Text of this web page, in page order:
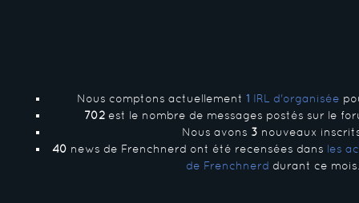
Nous comptons actuellement 1 IRL d'organisée
702 est le nombre de messages postés sur le
Nous avons 3 nouveaux
40 news de Frenchnerd ont été recensées dans les
de Frenchnerd durant ce mois.